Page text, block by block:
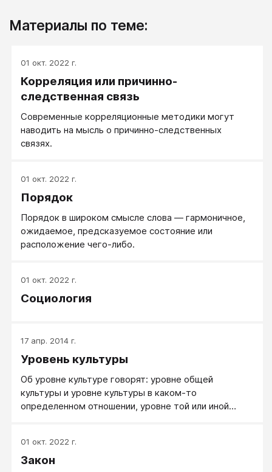
Материалы по теме:
01 окт. 2022 г.
Корреляция или причинно-
следственная связь
Современные корреляционные методики могут
наводить на мысль о причинно-следственных
связях.
01 окт. 2022 г.
Порядок
Порядок в широком смысле слова — гармоничное,
ожидаемое, предсказуемое состояние или
расположение чего-либо.
01 окт. 2022 г.
Социология
17 апр. 2014 г.
Уровень культуры
Об уровне культуре говорят: уровне общей
культуры и уровне культуры в каком-то
определенном отношении, уровне той или иной
01 окт. 2022 г.
Закон